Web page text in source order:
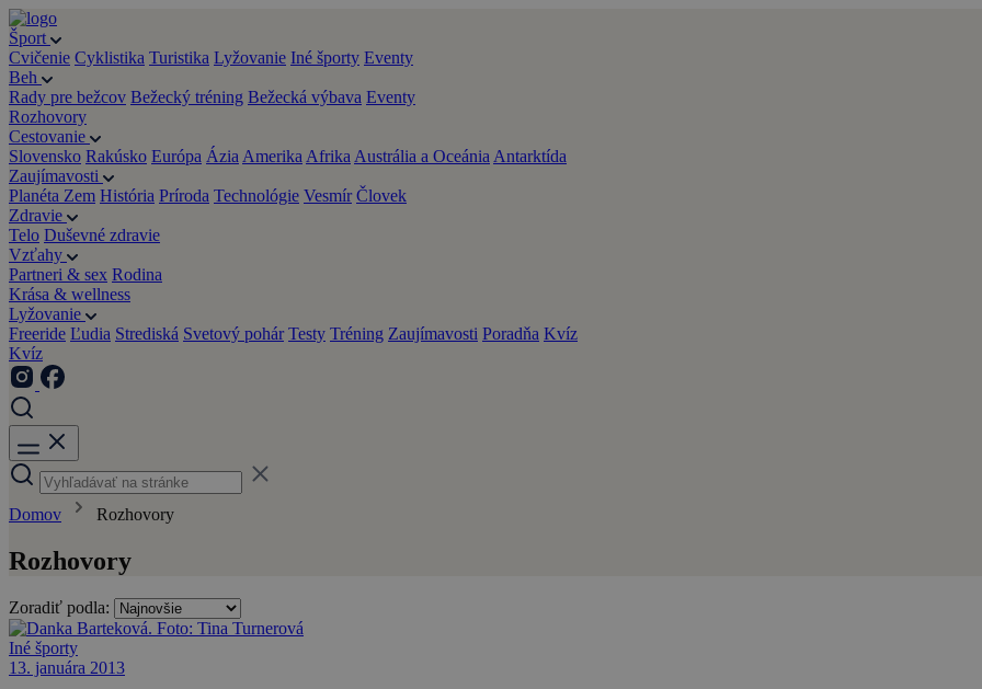
Šport
Cvičenie Cyklistika Turistika Lyžovanie Iné športy Eventy
Beh
Rady pre bežcov Bežecký tréning Bežecká výbava Eventy
Rozhovory
Cestovanie
Slovensko Rakúsko Európa Ázia Amerika Afrika Austrália a Oceánia Antarktída
Zaujímavosti
Planéta Zem História Príroda Technológie Vesmír Človek
Zdravie
Telo Duševné zdravie
Vzťahy
Partneri & sex Rodina
Krása & wellness
Lyžovanie
Freeride Ľudia Strediská Svetový pohár Testy Tréning Zaujímavosti Poradňa Kvíz
Kvíz
Domov Rozhovory
Rozhovory
Zoradiť podla:
Iné športy
13. januára 2013